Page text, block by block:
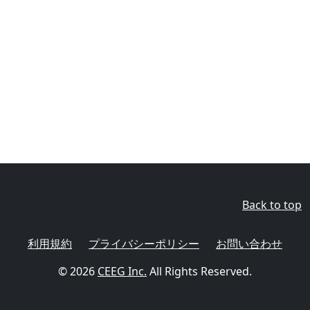
Back to top
利用規約 プライバシーポリシー
お問い合わせ
© 2026 CEEG Inc. All Rights Reserved.